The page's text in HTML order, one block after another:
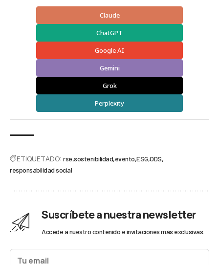
Claude
ChatGPT
Google AI
Gemini
Grok
Perplexity
ETIQUETADO: rse sostenibilidad evento ESG ODS
responsabilidad social
Suscríbete a nuestra newsletter
Accede a nuestro contenido e invitaciones más exclusivas.